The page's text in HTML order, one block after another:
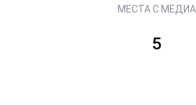
МЕСТА С МЕДИА
5